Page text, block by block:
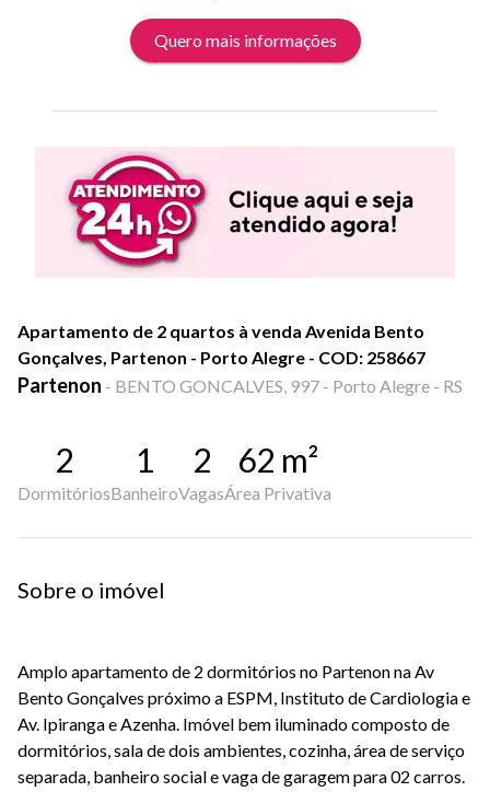
Quero mais informações
Apartamento de 2 quartos à venda Avenida Bento
Gonçalves, Partenon - Porto Alegre - COD: 258667
Partenon - BENTO GONCALVES, 997 - Porto Alegre - RS
2
Dormitórios
1
Banheiro
2
Vagas
62 m²
Área Privativa
Sobre o imóvel
Amplo apartamento de 2 dormitórios no Partenon na Av
Bento Gonçalves próximo a ESPM, Instituto de Cardiologia e
Av. Ipiranga e Azenha. Imóvel bem iluminado composto de
dormitórios, sala de dois ambientes, cozinha, área de serviço
separada, banheiro social e vaga de garagem para 02 carros.